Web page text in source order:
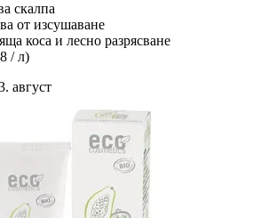
скалпа
от изсушаване
коса и лесно разрясване
/ л)
август